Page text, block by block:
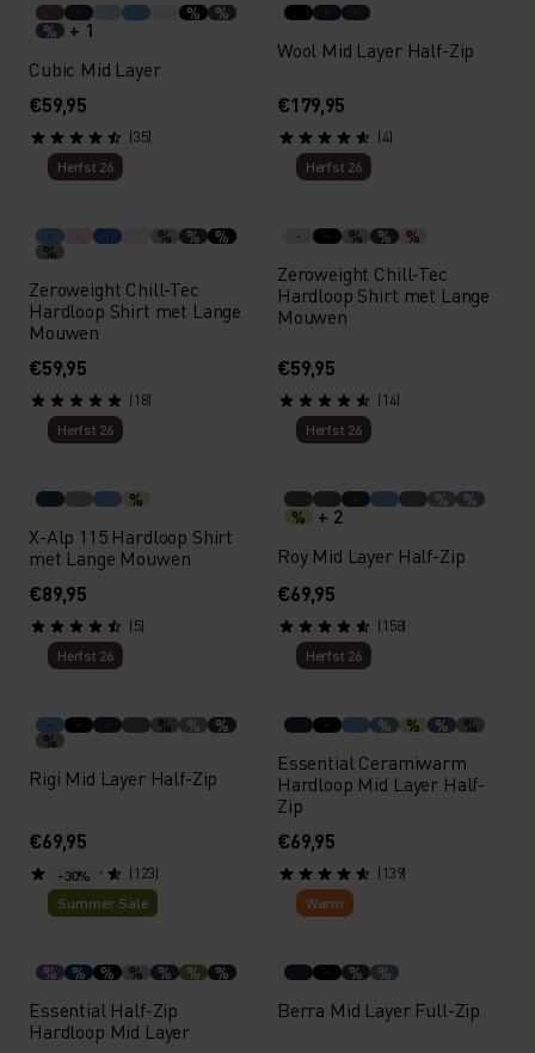
%
%
%
+ 1
Cubic Mid Layer
€59,95
(35)
Wool Mid Layer Half-Zip
€179,95
(4)
Herfst 26
% % %
%
Zeroweight Chill-Tec
Hardloop Shirt met Lange
Mouwen
€59,95
(18)
Herfst 26
% % %
Zeroweight Chill-Tec
Hardloop Shirt met Lange
Mouwen
€59,95
(14)
Herfst 26
%
X-Alp 115 Hardloop Shirt
met Lange Mouwen
€89,95
(5)
Herfst 26
%
%
%
+ 2
Roy Mid Layer Half-Zip
€69,95
(158)
Herfst 26
% % %
%
Rigi Mid Layer Half-Zip
€69,95
(123)
Herfst 26
% % % %
Essential Ceramiwarm
Hardloop Mid Layer Half-
Zip
€69,95
(139)
-30%
Summer Sale
% % % % % % %
Essential Half-Zip
Hardloop Mid Layer
Warm
% %
Berra Mid Layer Full-Zip